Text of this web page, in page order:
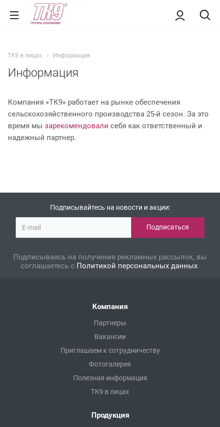
ТК9 в лицах Информация
Информация
Компания «ТК9» работает на рынке обеспечения
сельскохозяйственного производства 25-й сезон. За это
время мы зарекомендовали себя как ответственный и
надежный партнер.
Подписывайтесь на новости и акции:
Подписываясь на получения рекламных рассылок, вы
соглашаетесь с Политикой персональных данных.
Компания
Партнеры
Вакансии
Приглашаем к сотрудничеству
Фотогалерея
Полезная информация
ТК9 в лицах
Продукция